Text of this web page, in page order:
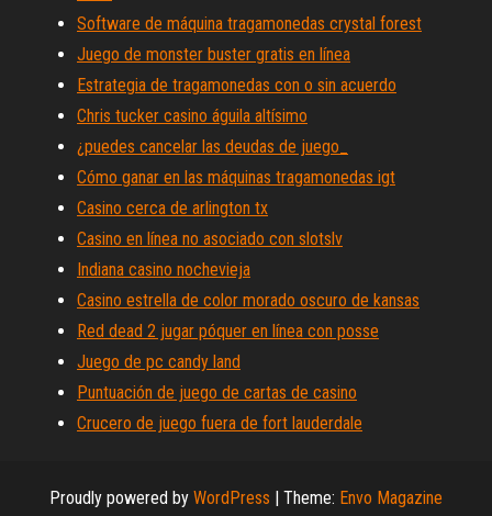
Software de máquina tragamonedas crystal forest
Juego de monster buster gratis en línea
Estrategia de tragamonedas con o sin acuerdo
Chris tucker casino águila altísimo
¿puedes cancelar las deudas de juego_
Cómo ganar en las máquinas tragamonedas igt
Casino cerca de arlington tx
Casino en línea no asociado con slotslv
Indiana casino nochevieja
Casino estrella de color morado oscuro de kansas
Red dead 2 jugar póquer en línea con posse
Juego de pc candy land
Puntuación de juego de cartas de casino
Crucero de juego fuera de fort lauderdale
Proudly powered by WordPress | Theme: Envo Magazine